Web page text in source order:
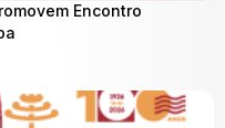
Encontro